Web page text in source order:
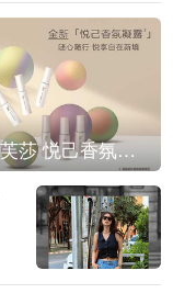
IPSA茵芙莎 悦己香氛凝露上市